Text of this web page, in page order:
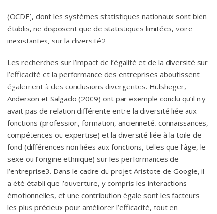
(OCDE), dont les systèmes statistiques nationaux sont bien
établis, ne disposent que de statistiques limitées, voire
inexistantes, sur la diversité2.
Les recherches sur l’impact de l’égalité et de la diversité sur
l’efficacité et la performance des entreprises aboutissent
également à des conclusions divergentes. Hülsheger,
Anderson et Salgado (2009) ont par exemple conclu qu’il n’y
avait pas de relation différente entre la diversité liée aux
fonctions (profession, formation, ancienneté, connaissances,
compétences ou expertise) et la diversité liée à la toile de
fond (différences non liées aux fonctions, telles que l’âge, le
sexe ou l’origine ethnique) sur les performances de
l’entreprise3. Dans le cadre du projet Aristote de Google, il
a été établi que l’ouverture, y compris les interactions
émotionnelles, et une contribution égale sont les facteurs
les plus précieux pour améliorer l’efficacité, tout en